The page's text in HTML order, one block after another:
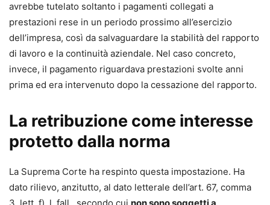
avrebbe tutelato soltanto i pagamenti collegati a
prestazioni rese in un periodo prossimo all’esercizio
dell’impresa, così da salvaguardare la stabilità del rapporto
di lavoro e la continuità aziendale. Nel caso concreto,
invece, il pagamento riguardava prestazioni svolte anni
prima ed era intervenuto dopo la cessazione del rapporto.
La retribuzione come interesse
protetto dalla norma
La Suprema Corte ha respinto questa impostazione. Ha
dato rilievo, anzitutto, al dato letterale dell’art. 67, comma